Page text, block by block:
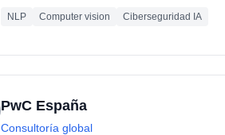
NLP Computer vision Ciberseguridad IA
PwC España
Consultoría global